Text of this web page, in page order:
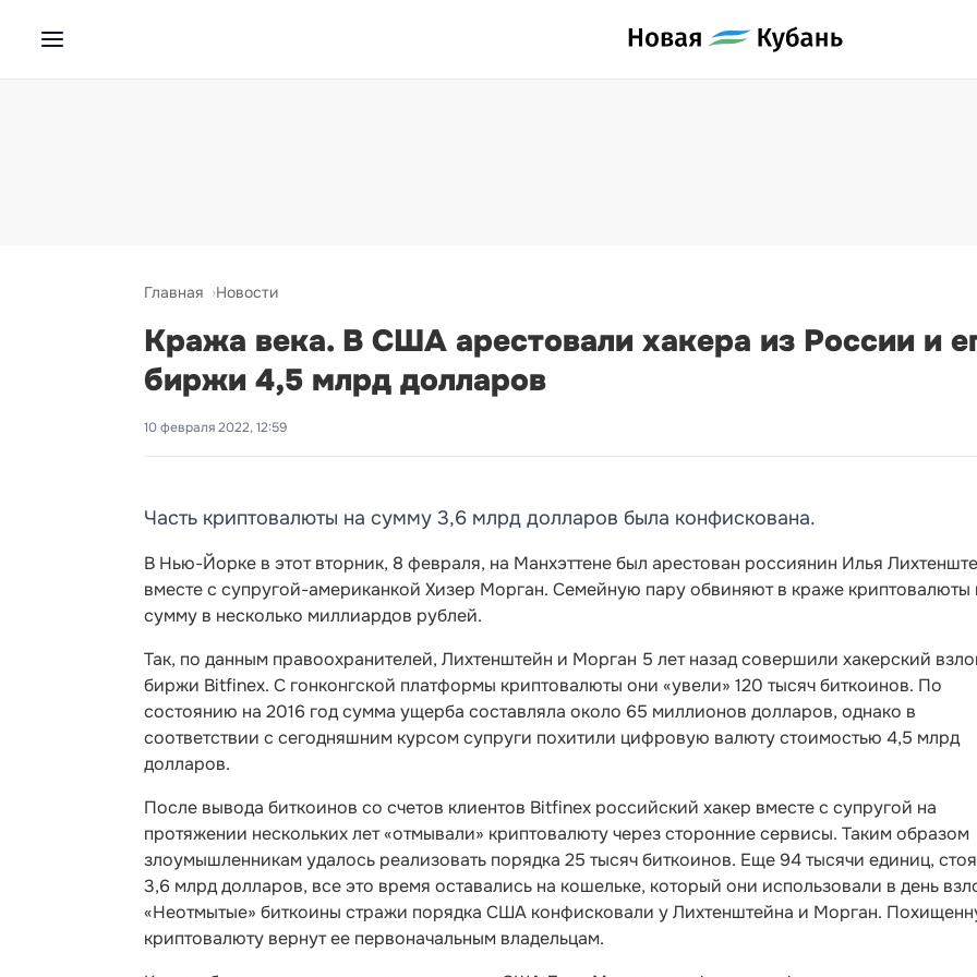
Главная Новости
Кража века. В США арестовали хакера из России и
биржи 4,5 млрд долларов
10 февраля 2022, 12:59
Часть криптовалюты на сумму 3,6 млрд долларов была конфискована.
В Нью-Йорке в этот вторник, 8 февраля, на Манхэттене был арестован россиянин Илья
вместе с супругой-американкой Хизер Морган. Семейную пару обвиняют в краже криптовалюты
сумму в несколько миллиардов рублей.
Так, по данным правоохранителей, Лихтенштейн и Морган 5 лет назад совершили хакерский
биржи Bitfinex. С гонконгской платформы криптовалюты они «увели» 120 тысяч биткоинов. По
состоянию на 2016 год сумма ущерба составляла около 65 миллионов долларов, однако в
соответствии с сегодняшним курсом супруги похитили цифровую валюту стоимостью 4,5 млрд
долларов.
После вывода биткоинов со счетов клиентов Bitfinex российский хакер вместе с супругой на
протяжении нескольких лет «отмывали» криптовалюту через сторонние сервисы. Таким образом
злоумышленникам удалось реализовать порядка 25 тысяч биткоинов. Еще 94 тысячи единиц,
3,6 млрд долларов, все это время оставались на кошельке, который они использовали в день
«Неотмытые» биткоины стражи порядка США конфисковали у Лихтенштейна и Морган.
криптовалюту вернут ее первоначальным владельцам.